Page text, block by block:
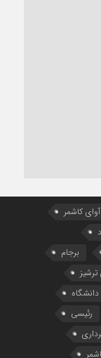
آوای کاشمر
برجام
دانشگاه
رئیسی